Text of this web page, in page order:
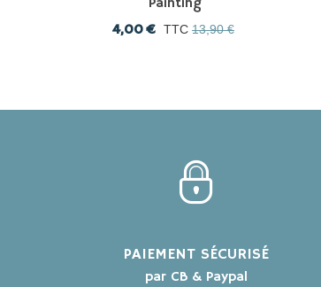
4,00 € TTC 13,90 €
PAIEMENT SÉCURISÉ
par CB & Paypal